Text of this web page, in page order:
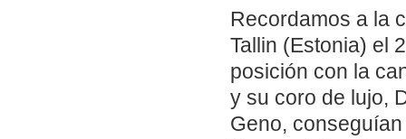
Recordamos a la
Tallin (Estonia) el
posición con la
y su coro de lujo,
Geno,